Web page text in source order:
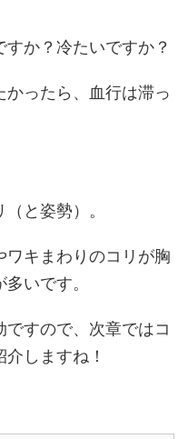
か？冷たいですか？
ったら、血行は滞っ
と姿勢）。
キまわりのコリが胸
いです。
すので、次章ではコ
しますね！